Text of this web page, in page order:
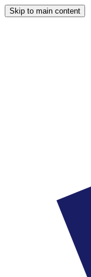
Skip to main content